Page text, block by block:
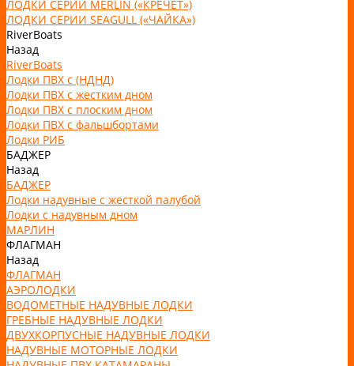
ЛОДКИ СЕРИИ MERLIN («КРЕЧЕТ»)
ЛОДКИ СЕРИИ SEAGULL («ЧАЙКА»)
RiverBoats
Назад
RiverBoats
Лодки ПВХ с (НДНД)
Лодки ПВХ с жестким дном
Лодки ПВХ с плоским дном
Лодки ПВХ с фальшбортами
Лодки РИБ
БАДЖЕР
Назад
БАДЖЕР
Лодки надувные с жесткой палубой
Лодки с надувным дном
МАРЛИН
ФЛАГМАН
Назад
ФЛАГМАН
АЭРОЛОДКИ
ВОДОМЕТНЫЕ НАДУВНЫЕ ЛОДКИ
ГРЕБНЫЕ НАДУВНЫЕ ЛОДКИ
ДВУХКОРПУСНЫЕ НАДУВНЫЕ ЛОДКИ
НАДУВНЫЕ МОТОРНЫЕ ЛОДКИ